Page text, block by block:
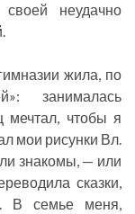
неудачно
жила, по
занималась
мечтал, чтобы я
мои рисунки Вл.
знакомы, — или
сказки,
В семье меня,